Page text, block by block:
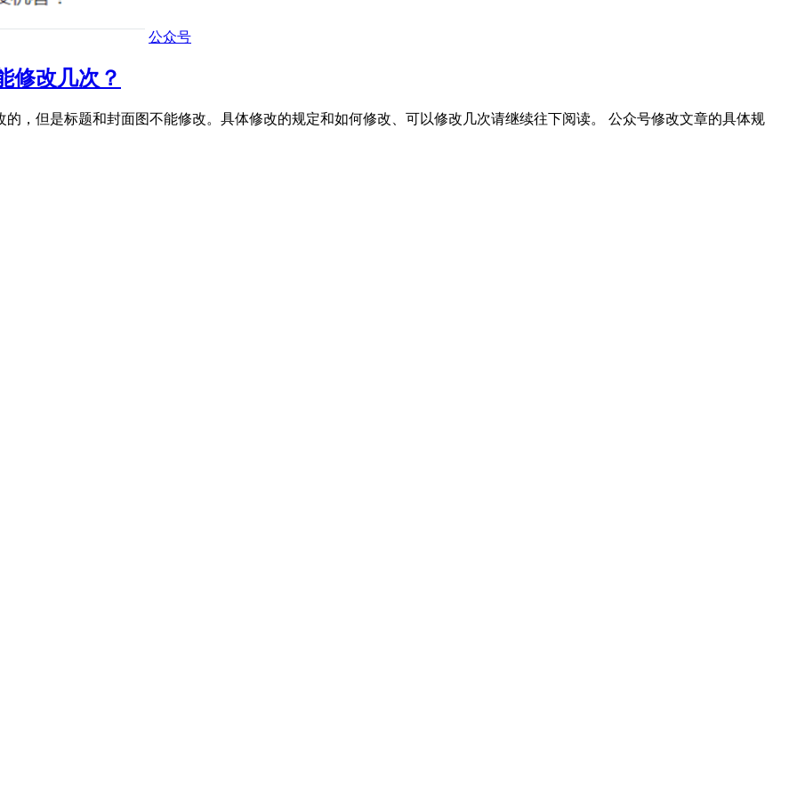
公众号
修改几次？
，但是标题和封面图不能修改。具体修改的规定和如何修改、可以修改几次请继续往下阅读。 公众号修改文章的具体规